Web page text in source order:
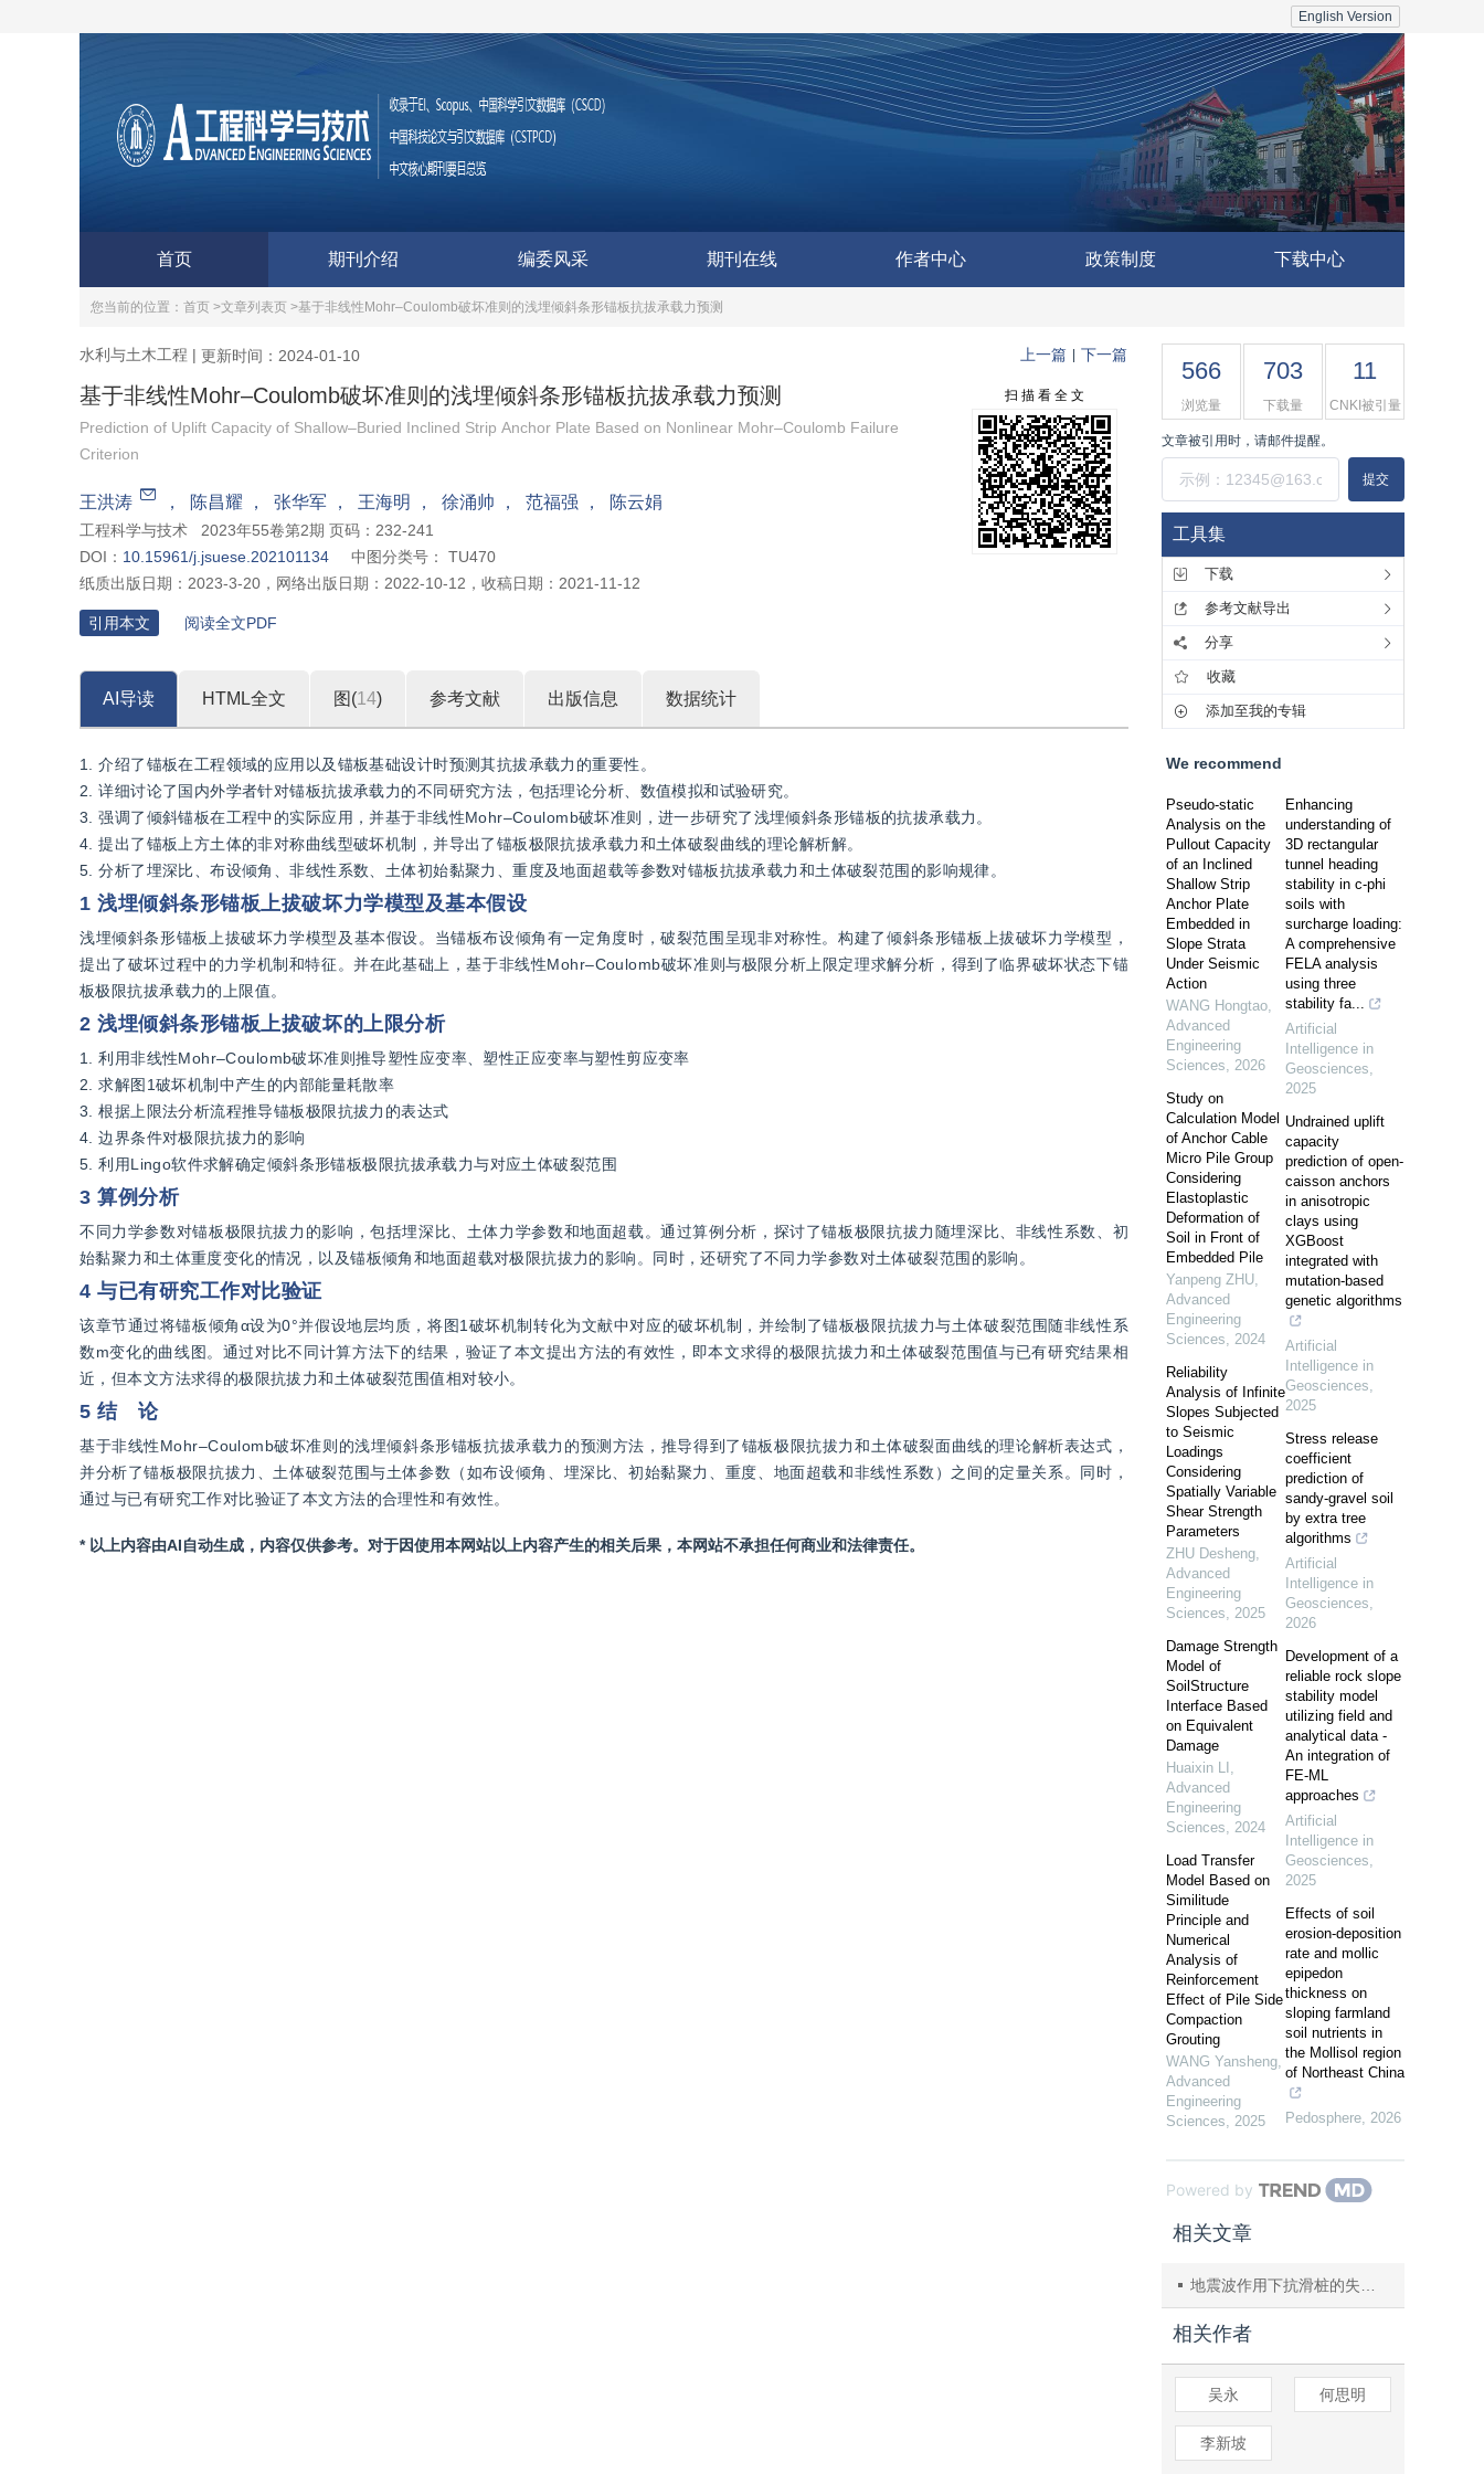
English Version
首页 期刊介绍 编委风采 期刊在线 作者中心 政策制度 下载中心
您当前的位置： 首页 >文章列表页 >基于非线性Mohr–Coulomb破坏准则的浅埋倾斜条形锚板抗拔承载力预测
水利与土木工程 | 更新时间：2024-01-10 上一篇 下一篇
基于非线性Mohr–Coulomb破坏准则的浅埋倾斜条形锚板抗拔承载力预测
Prediction of Uplift Capacity of Shallow–Buried Inclined Strip Anchor Plate Based on Nonlinear Mohr–Coulomb Failure
Criterion
王洪涛 ， 陈昌耀 ， 张华军 ， 王海明 ， 徐涌帅 ， 范福强 ， 陈云娟
工程科学与技术
2023年55卷第2期 页码：232-241
DOI： 10.15961/j.jsuese.202101134 中图分类号：
TU470
纸质出版日期： 2023-3-20 ， 网络出版日期： 2022-10-12 ， 收稿日期： 2021-11-12
扫 描 看 全 文
引用本文 阅读全文PDF
AI导读 HTML全文 图(14) 参考文献 出版信息 数据统计
1. 介绍了锚板在工程领域的应用以及锚板基础设计时预测其抗拔承载力的重要性。
2. 详细讨论了国内外学者针对锚板抗拔承载力的不同研究方法，包括理论分析、数值模拟和试验研究。
3. 强调了倾斜锚板在工程中的实际应用，并基于非线性Mohr–Coulomb破坏准则，进一步研究了浅埋倾斜条形锚板的抗拔承载力。
4. 提出了锚板上方土体的非对称曲线型破坏机制，并导出了锚板极限抗拔承载力和土体破裂曲线的理论解析解。
5. 分析了埋深比、布设倾角、非线性系数、土体初始黏聚力、重度及地面超载等参数对锚板抗拔承载力和土体破裂范围的影响规律。
1 浅埋倾斜条形锚板上拔破坏力学模型及基本假设
浅埋倾斜条形锚板上拔破坏力学模型及基本假设。当锚板布设倾角有一定角度时，破裂范围呈现非对称性。构建了倾斜条形锚板上拔破坏力学模型，
提出了破坏过程中的力学机制和特征。并在此基础上，基于非线性Mohr–Coulomb破坏准则与极限分析上限定理求解分析，得到了临界破坏状态下锚
板极限抗拔承载力的上限值。
2 浅埋倾斜条形锚板上拔破坏的上限分析
1. 利用非线性Mohr–Coulomb破坏准则推导塑性应变率、塑性正应变率与塑性剪应变率
2. 求解图1破坏机制中产生的内部能量耗散率
3. 根据上限法分析流程推导锚板极限抗拔力的表达式
4. 边界条件对极限抗拔力的影响
5. 利用Lingo软件求解确定倾斜条形锚板极限抗拔承载力与对应土体破裂范围
3 算例分析
不同力学参数对锚板极限抗拔力的影响，包括埋深比、土体力学参数和地面超载。通过算例分析，探讨了锚板极限抗拔力随埋深比、非线性系数、初
始黏聚力和土体重度变化的情况，以及锚板倾角和地面超载对极限抗拔力的影响。同时，还研究了不同力学参数对土体破裂范围的影响。
4 与已有研究工作对比验证
该章节通过将锚板倾角α设为0°并假设地层均质，将图1破坏机制转化为文献中对应的破坏机制，并绘制了锚板极限抗拔力与土体破裂范围随非线性系
数m变化的曲线图。通过对比不同计算方法下的结果，验证了本文提出方法的有效性，即本文求得的极限抗拔力和土体破裂范围值与已有研究结果相
近，但本文方法求得的极限抗拔力和土体破裂范围值相对较小。
5 结 论
基于非线性Mohr–Coulomb破坏准则的浅埋倾斜条形锚板抗拔承载力的预测方法，推导得到了锚板极限抗拔力和土体破裂面曲线的理论解析表达式，
并分析了锚板极限抗拔力、土体破裂范围与土体参数（如布设倾角、埋深比、初始黏聚力、重度、地面超载和非线性系数）之间的定量关系。同时，
通过与已有研究工作对比验证了本文方法的合理性和有效性。
* 以上内容由AI自动生成，内容仅供参考。对于因使用本网站以上内容产生的相关后果，本网站不承担任何商业和法律责任。
566
浏览量
703
下载量
11
CNKI被引量
文章被引用时，请邮件提醒。
提交
工具集
下载
参考文献导出
分享
收藏
添加至我的专辑
We recommend
Pseudo-static
Analysis on the
Pullout Capacity
of an Inclined
Shallow Strip
Anchor Plate
Embedded in
Slope Strata
Under Seismic
Action
WANG Hongtao,
Advanced
Engineering
Sciences, 2026
Study on
Calculation Model
of Anchor Cable
Micro Pile Group
Considering
Elastoplastic
Deformation of
Soil in Front of
Embedded Pile
Yanpeng ZHU,
Advanced
Engineering
Sciences, 2024
Reliability
Analysis of Infinite
Slopes Subjected
to Seismic
Loadings
Considering
Spatially Variable
Shear Strength
Parameters
ZHU Desheng,
Advanced
Engineering
Sciences, 2025
Damage Strength
Model of
SoilStructure
Interface Based
on Equivalent
Damage
Huaixin LI ,
Advanced
Engineering
Sciences, 2024
Load Transfer
Model Based on
Similitude
Principle and
Numerical
Analysis of
Reinforcement
Effect of Pile Side
Compaction
Grouting
WANG Yansheng,
Advanced
Engineering
Sciences, 2025
Enhancing
understanding of
3D rectangular
tunnel heading
stability in c-phi
soils with
surcharge loading:
A comprehensive
FELA analysis
using three
stability fa...
Artificial
Intelligence in
Geosciences,
2025
Undrained uplift
capacity
prediction of open-
caisson anchors
in anisotropic
clays using
XGBoost
integrated with
mutation-based
genetic algorithms
Artificial
Intelligence in
Geosciences,
2025
Stress release
coefficient
prediction of
sandy-gravel soil
by extra tree
algorithms
Artificial
Intelligence in
Geosciences,
2026
Development of a
reliable rock slope
stability model
utilizing field and
analytical data -
An integration of
FE-ML
approaches
Artificial
Intelligence in
Geosciences,
2025
Effects of soil
erosion-deposition
rate and mollic
epipedon
thickness on
sloping farmland
soil nutrients in
the Mollisol region
of Northeast China
Pedosphere, 2026
Powered by
相关文章
地震波作用下抗滑桩的失效机理
相关作者
吴永 何思明
李新坡